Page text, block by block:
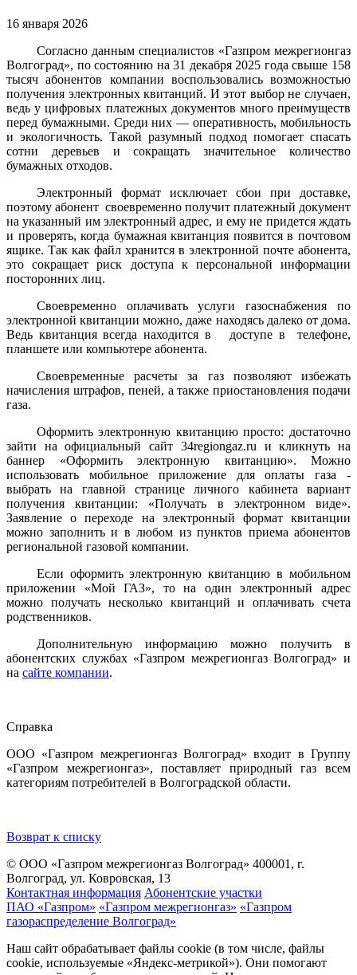
16 января 2026
Согласно данным специалистов «Газпром межрегионгаз
Волгоград», по состоянию на 31 декабря 2025 года свыше 158
тысяч абонентов компании воспользовались возможностью
получения электронных квитанций. И этот выбор не случаен,
ведь у цифровых платежных документов много преимуществ
перед бумажными. Среди них — оперативность, мобильность
и экологичность. Такой разумный подход помогает спасать
сотни деревьев и сокращать значительное количество
бумажных отходов.
Электронный формат исключает сбои при доставке,
поэтому абонент своевременно получит платежный документ
на указанный им электронный адрес, и ему не придется ждать
и проверять, когда бумажная квитанция появится в почтовом
ящике. Так как файл хранится в электронной почте абонента,
это сокращает риск доступа к персональной информации
посторонних лиц.
Своевременно оплачивать услуги газоснабжения по
электронной квитанции можно, даже находясь далеко от дома.
Ведь квитанция всегда находится в доступе в телефоне,
планшете или компьютере абонента.
Своевременные расчеты за газ позволяют избежать
начисления штрафов, пеней, а также приостановления подачи
газа.
Оформить электронную квитанцию просто: достаточно
зайти на официальный сайт 34regiongaz.ru и кликнуть на
баннер «Оформить электронную квитанцию». Можно
использовать мобильное приложение для оплаты газа -
выбрать на главной странице личного кабинета вариант
получения квитанции: «Получать в электронном виде».
Заявление о переходе на электронный формат квитанции
можно заполнить и в любом из пунктов приема абонентов
региональной газовой компании.
Если оформить электронную квитанцию в мобильном
приложении «Мой ГАЗ», то на один электронный адрес
можно получать несколько квитанций и оплачивать счета
родственников.
Дополнительную информацию можно получить в
абонентских службах «Газпром межрегионгаз Волгоград» и
на сайте компании.
Справка
ООО «Газпром межрегионгаз Волгоград» входит в Группу
«Газпром межрегионгаз», поставляет природный газ всем
категориям потребителей в Волгоградской области.
Возврат к списку
© ООО «Газпром межрегионгаз Волгоград» 400001, г.
Волгоград, ул. Ковровская, 13
Контактная информация Абонентские участки
ПАО «Газпром» «Газпром межрегионгаз» «Газпром
газораспределение Волгоград»
Наш сайт обрабатывает файлы cookie (в том числе, файлы
cookie, используемые «Яндекс-метрикой»). Они помогают